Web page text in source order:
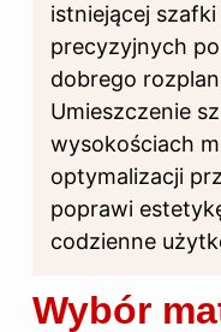
istniejącej
precyzyjnych
dobrego
Umieszczenie
wysokościach
optymalizacji
poprawi
codzienne
Wybór